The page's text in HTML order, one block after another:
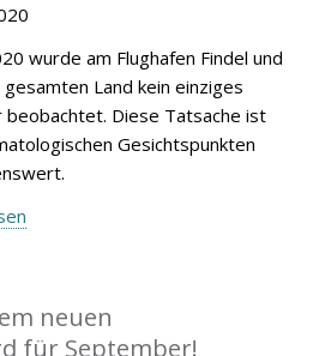
wurde am Flughafen Findel und
Land kein einziges
Diese Tatsache ist
Gesichtspunkten
neuen
für September!